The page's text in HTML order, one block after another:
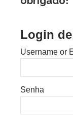
Login
Username or
Senha